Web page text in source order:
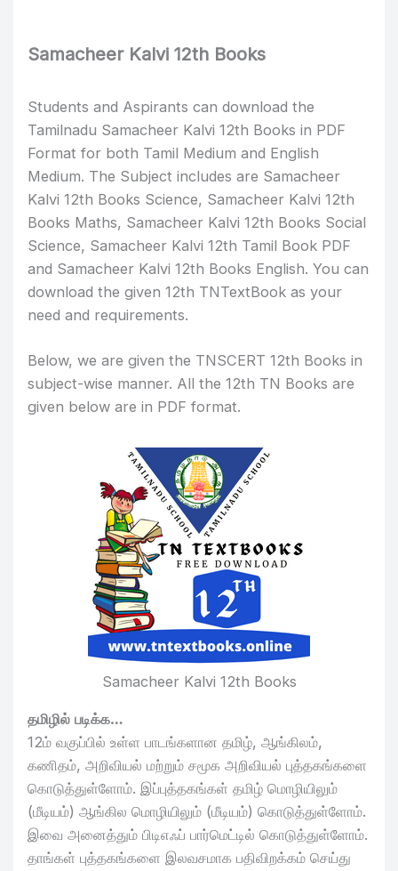
Samacheer Kalvi 12th Books
Students and Aspirants can download the
Tamilnadu Samacheer Kalvi 12th Books in PDF
Format for both Tamil Medium and English
Medium. The Subject includes are Samacheer
Kalvi 12th Books Science, Samacheer Kalvi 12th
Books Maths, Samacheer Kalvi 12th Books Social
Science, Samacheer Kalvi 12th Tamil Book PDF
and Samacheer Kalvi 12th Books English. You can
download the given 12th TNTextBook as your
need and requirements.
Below, we are given the TNSCERT 12th Books in
subject-wise manner. All the 12th TN Books are
given below are in PDF format.
Samacheer Kalvi 12th Books
தமிழில் படிக்க…
12ம் வகுப்பில் உள்ள பாடங்களான தமிழ், ஆங்கிலம்,
கணிதம், அறிவியல் மற்றும் சமூக அறிவியல் புத்தகங்களை
கொடுத்துள்ளோம். இப்புத்தகங்கள் தமிழ் மொழியிலும்
(மீடியம்) ஆங்கில மொழியிலும் (மீடியம்) கொடுத்துள்ளோம்.
இவை அனைத்தும் பிடிஎஃப் பார்மெட்டில் கொடுத்துள்ளோம்.
தாங்கள் புத்தகங்களை இலவசமாக பதிவிறக்கம் செய்து